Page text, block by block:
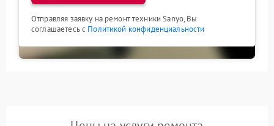
Отправляя заявку на ремонт техники Sanyo, Вы
соглашаетесь с Политикой конфиденциальности